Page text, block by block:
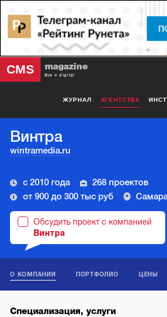
CMS magazine
Все о digital
ЖУРНАЛ АГЕНТСТВА
Винтра
wintramedia.ru
с 2010 года
268 проектов
от 900 до 300 тыс руб
Обсудить проект с компанией
Винтра
О КОМПАНИИ ПОРТФОЛИО ЦЕНЫ
Специализация, услуги